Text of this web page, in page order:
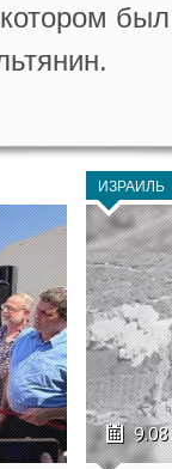
ИЗРАИЛЬ